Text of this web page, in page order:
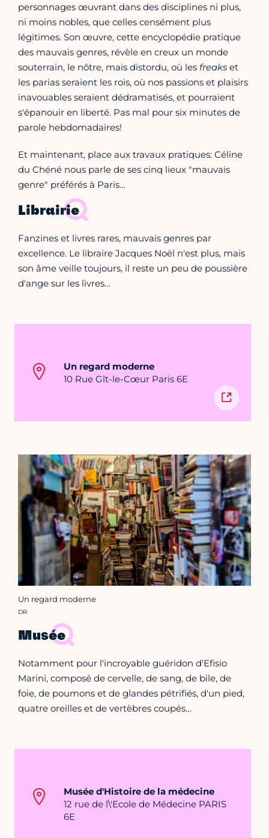
personnages œuvrant dans des disciplines ni plus,
ni moins nobles, que celles censément plus
légitimes. Son œuvre, cette encyclopédie pratique
des mauvais genres, révèle en creux un monde
souterrain, le nôtre, mais distordu, où les freaks et
les parias seraient les rois, où nos passions et plaisirs
inavouables seraient dédramatisés, et pourraient
s'épanouir en liberté. Pas mal pour six minutes de
parole hebdomadaires!
Et maintenant, place aux travaux pratiques: Céline
du Chéné nous parle de ses cinq lieux "mauvais
genre" préférés à Paris…
Librairie
Fanzines et livres rares, mauvais genres par
excellence. Le libraire Jacques Noël n'est plus, mais
son âme veille toujours, il reste un peu de poussière
d'ange sur les livres…
Un regard moderne
10 Rue Gît-le-Cœur Paris 6E
Un regard moderne
Crédit photo :
DR
Musée
Notamment pour l'incroyable guéridon d'Efisio
Marini, composé de cervelle, de sang, de bile, de
foie, de poumons et de glandes pétrifiés, d'un pied,
quatre oreilles et de vertèbres coupés…
Musée d'Histoire de la médecine
12 rue de l\'Ecole de Médecine PARIS
6E